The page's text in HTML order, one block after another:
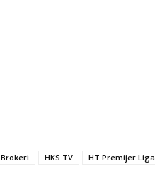
Brokeri HKS TV HT Premijer Liga